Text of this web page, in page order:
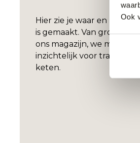
Ook
Hier zie je waar en hoe
is gemaakt. Van
ons magazijn, we maken
inzichtelijk voor
keten.